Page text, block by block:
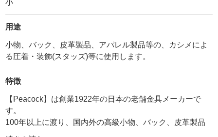
小
用途
小物、バック、皮革製品、アパレル製品等の、カシメによ
る圧着・装飾(スタッズ)等に使用します。
特徴
【Peacock】は創業1922年の日本の老舗金具メーカーで
す。
100年以上に渡り、国内外の高級小物、バック、皮革製品
に使用され続けています。